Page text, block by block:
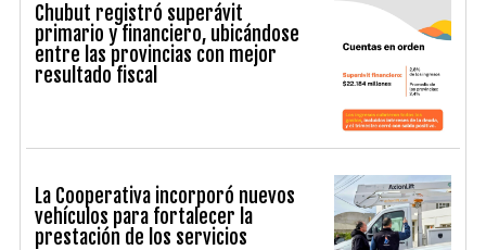
Chubut registró superávit
primario y financiero, ubicándose
entre las provincias con mejor
resultado fiscal
La Cooperativa incorporó nuevos
vehículos para fortalecer la
prestación de los servicios